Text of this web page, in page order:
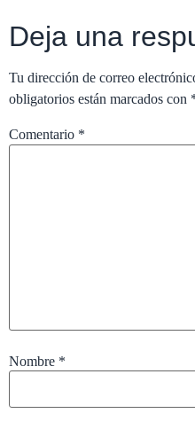
Deja una
Tu dirección de correo
obligatorios están marcados con
Comentario *
Nombre *